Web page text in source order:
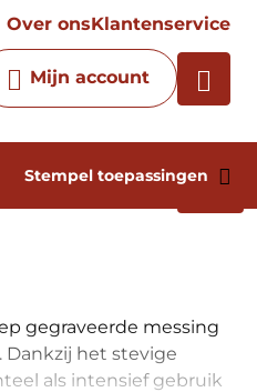
Over onsKlantenservice
Mijn account
Stempel toepassingen
onze chatbot
gegraveerde messing
Dankzij het stevige
als intensief gebruik